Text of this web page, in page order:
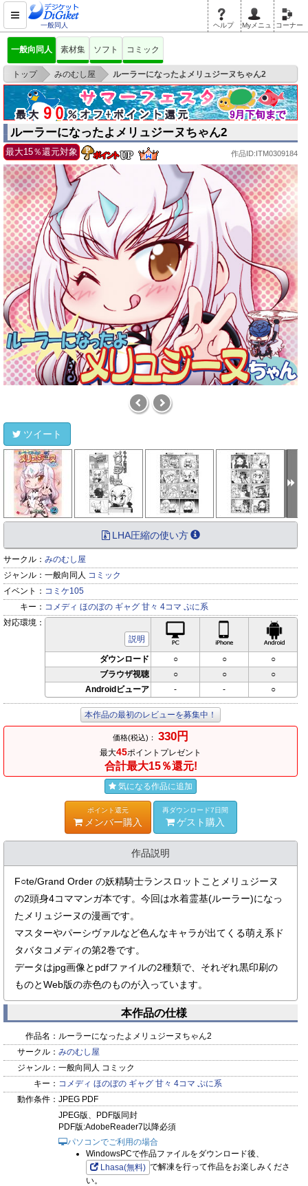
一般同人 ヘルプ Myメニュ コーナー
一般向同人 素材集 ソフト コミック
トップ > みのむし屋 > ルーラーになったよメリュジーヌちゃん2
ルーラーになったよメリュジーヌちゃん2
最大15％還元対象 作品ID:ITM0309184
ツイート
LHA圧縮の使い方
サークル： みのむし屋
ジャンル： 一般向同人 コミック
イベント： コミケ105
キー： コメディ ほのぼの ギャグ 甘々 4コマ ぷに系
対応環境：
説明
iPhone対応
ダウンロード ○ ○
○
ブラウザ視聴
○ ○
○
Androidビューア
- - ○
本作品の最初のレビューを募集中！
価格(税込)： 330円
最大45ポイントプレゼント
合計最大15％還元!
気になる作品に追加
ポイント還元
メンバー購入
再ダウンロード7日間
ゲスト購入
作品説明
F○te/Grand Order の妖精騎士ランスロットことメリュジーヌ
の2頭身4コママンガ本です。今回は水着霊基(ルーラー)になっ
たメリュジーヌの漫画です。
マスターやパーシヴァルなど色んなキャラが出てくる萌え系ド
タバタコメディの第2巻です。
データはjpg画像とpdfファイルの2種類で、それぞれ黒印刷の
ものとWeb版の赤色のものが入っています。
本作品の仕様
作品名： ルーラーになったよメリュジーヌちゃん2
サークル： みのむし屋
ジャンル： 一般向同人 コミック
キー： コメディ ほのぼの ギャグ 甘々 4コマ ぷに系
動作条件： JPEG PDF
JPEG版、PDF版同封
PDF版:AdobeReader7以降必須
パソコンでご利用の場合
WindowsPCで作品ファイルをダウンロード後、
Lhasa(無料) で解凍を行って作品をお楽しみくださ
い。